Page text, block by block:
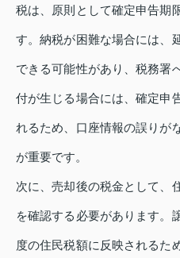
税は、原則として確定申告期
す。納税が困難な場合には、
できる可能性があり、税務署
付が生じる場合には、確定申
れるため、口座情報の誤りが
が重要です。
次に、売却後の税金として、
を確認する必要があります。
度の住民税額に反映されるた